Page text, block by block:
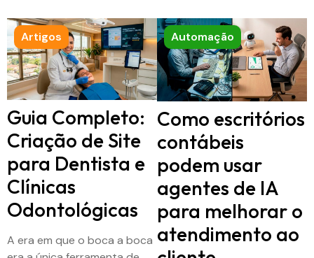
Artigos
Guia Completo:
Criação de Site
para Dentista e
Clínicas
Odontológicas
A era em que o boca a boca
Automação
Como escritórios
contábeis
podem usar
agentes de IA
para melhorar o
atendimento ao